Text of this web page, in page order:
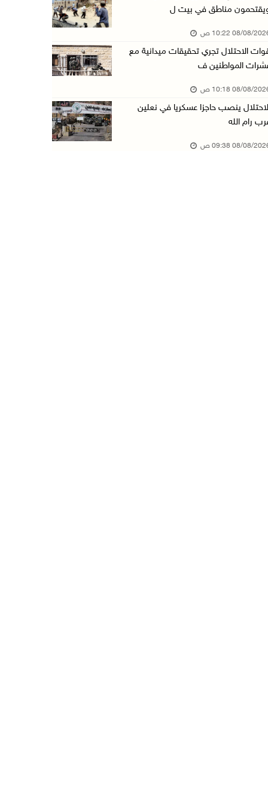
تواصل انتهاكات الاحتلال والمستعمرين: إصابات و ...
قوات الاحتلال تقتحم بيت فجار جنوب بيت لحم
مناطق في بيت ل
08/2026 10:22 ص
الاحتلال تجري تحقيقات ميدانية مع
المواطنين ف
08/2026 10:18 ص
ينصب حاجزا عسكريا في نعلين
رام الله
08/2026 09:38 ص